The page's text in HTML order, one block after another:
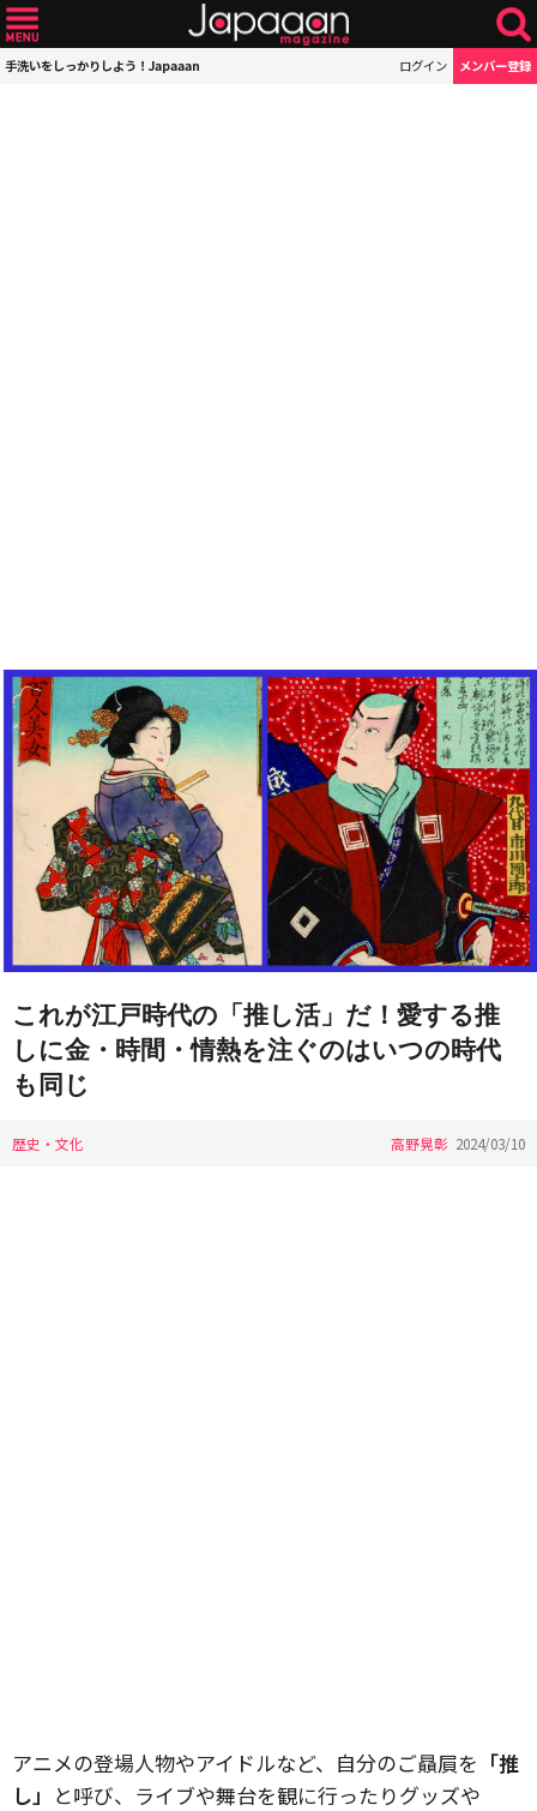
手洗いをしっかりしよう！Japaaan ログイン メンバー登録
これが江戸時代の「推し活」だ！愛する推
しに金・時間・情熱を注ぐのはいつの時代
も同じ
歴史・文化 高野晃彰 2024/03/10
アニメの登場人物やアイドルなど、自分のご贔屓を 「推
し」 と呼び、ライブや舞台を観に行ったりグッズや